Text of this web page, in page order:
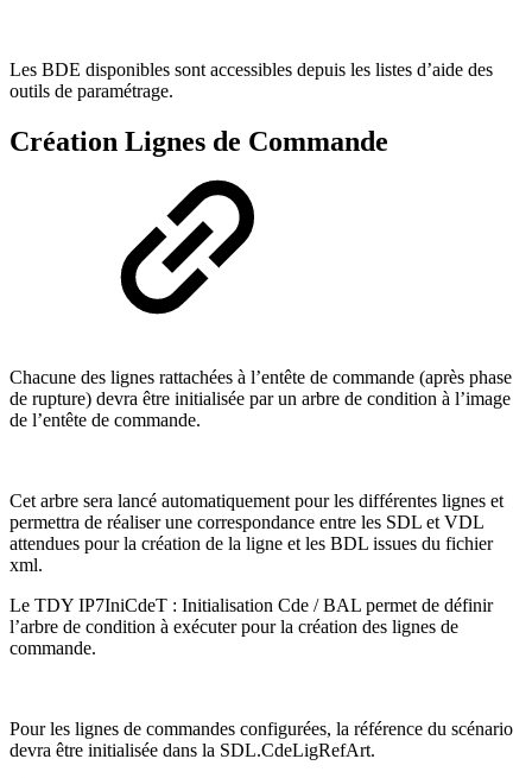
Les BDE disponibles sont accessibles depuis les listes d’aide des
outils de paramétrage.
Création Lignes de Commande
Chacune des lignes rattachées à l’entête de commande (après phase
de rupture) devra être initialisée par un arbre de condition à l’image
de l’entête de commande.
Cet arbre sera lancé automatiquement pour les différentes lignes et
permettra de réaliser une correspondance entre les SDL et VDL
attendues pour la création de la ligne et les BDL issues du fichier
xml.
Le TDY IP7IniCdeT : Initialisation Cde / BAL permet de définir
l’arbre de condition à exécuter pour la création des lignes de
commande.
Pour les lignes de commandes configurées, la référence du scénario
devra être initialisée dans la SDL.CdeLigRefArt.